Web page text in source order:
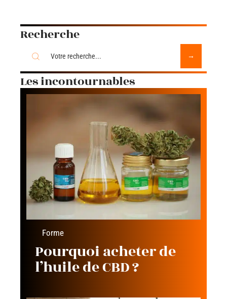
Recherche
Les incontournables
Forme
Pourquoi acheter de
l’huile de CBD ?